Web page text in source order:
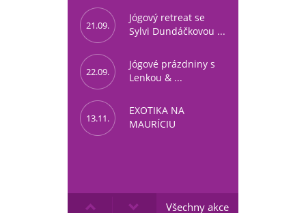
21.09.
Jógový retreat se
Sylvi Dundáčkovou ...
22.09.
Jógové prázdniny s
Lenkou & ...
13.11.
EXOTIKA NA
MAURÍCIU
Všechny akce